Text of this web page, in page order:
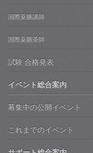
国際薬膳講師
国際薬膳茶師
試験 合格発表
イベント総合案内
募集中の公開イベント
これまでのイベント